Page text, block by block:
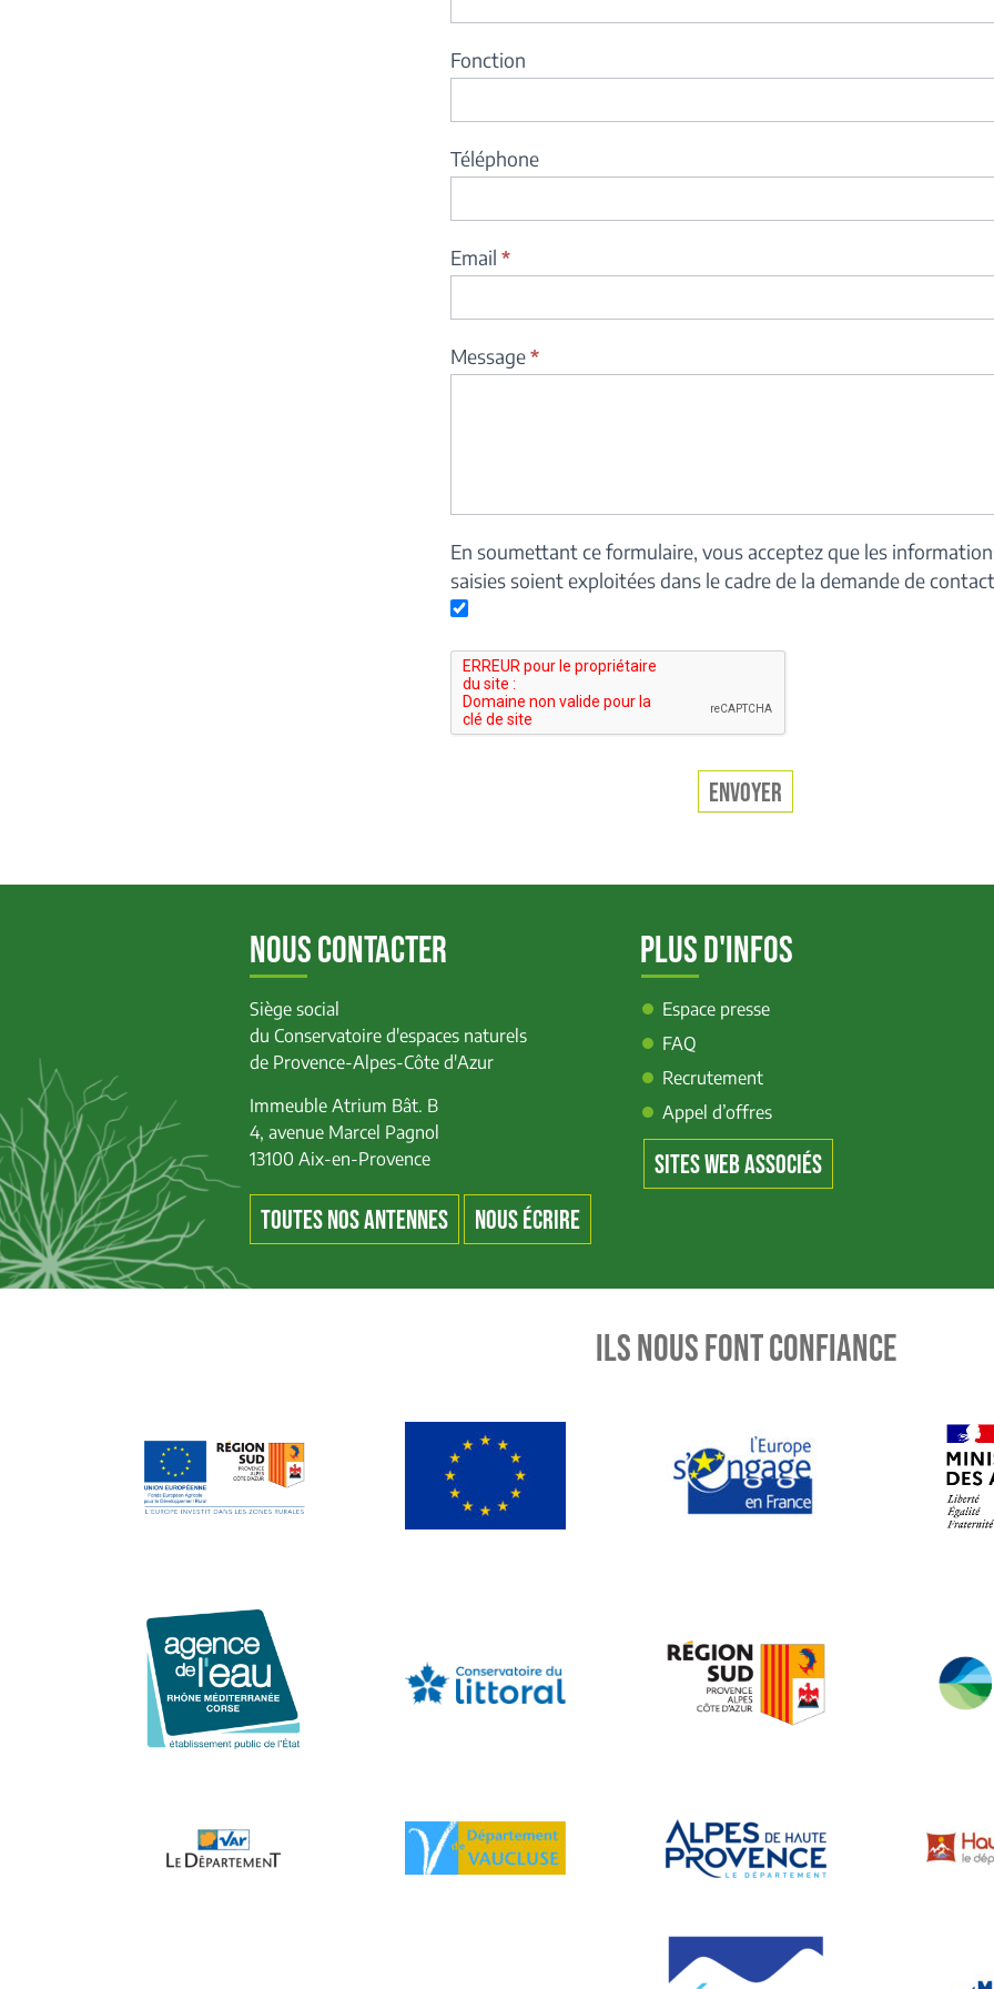
Fonction
Téléphone
Email *
Message *
En soumettant ce formulaire, vous acceptez que les
saisies soient exploitées dans le cadre de la demande de
ENVOYER
NOUS CONTACTER
Siège social
du Conservatoire d'espaces naturels
de Provence-Alpes-Côte d'Azur
Immeuble Atrium Bât. B
4, avenue Marcel Pagnol
13100 Aix-en-Provence
TOUTES NOS ANTENNES NOUS ÉCRIRE
PLUS D'INFOS
Espace presse
FAQ
Recrutement
Appel d’offres
SITES WEB ASSOCIÉS
ILS NOUS FONT CONFIANCE